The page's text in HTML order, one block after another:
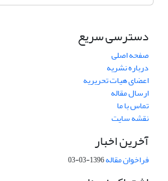
دسترسی سریع
صفحه اصلی
درباره نشریه
اعضای هیات تحریریه
ارسال مقاله
تماس با ما
نقشه سایت
آخرین اخبار
فراخوان مقاله1396-03-03